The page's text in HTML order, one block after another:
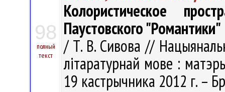
98
полный
текст
Колористическое
Паустовского "Романтики"
/ Т. В. Сивова //
лiтаратурнай мове :
19 кастрычника 2012 г. –